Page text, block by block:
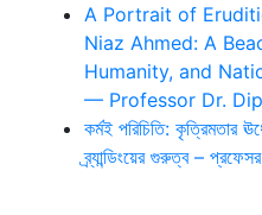
A Portrait of
Niaz Ahmed: A
Humanity, and
— Professor Dr.
কর্মই পরিচিতি: কৃত্রিমতার
ব্র্যান্ডিংয়ের গুরুত্ব – প্রফেসর